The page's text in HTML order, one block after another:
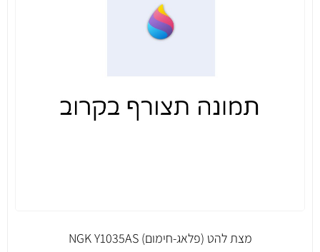
מצת להט (פלאג-חימום) NGK ­Y1035AS